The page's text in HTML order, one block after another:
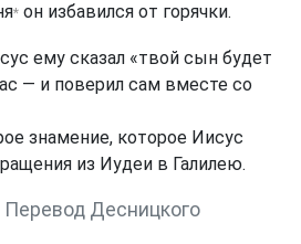
* он избавился от горячки.
ему сказал «твой сын будет
— и поверил сам вместе со
знамение, которое Иисус
из Иудеи в Галилею.
Перевод Десницкого